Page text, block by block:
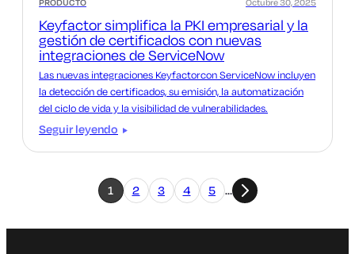
PRODUCTO
Keyfactor simplifica la PKI empresarial y la
gestión de certificados con nuevas
integraciones de ServiceNow
Octubre 30, 2025
Las nuevas integraciones Keyfactorcon ServiceNow incluyen
la detección de certificados, su emisión, la automatización
del ciclo de vida y la visibilidad de vulnerabilidades.
Seguir leyendo
1 2 3 4 5 …